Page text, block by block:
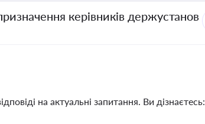
керівників держустанов
на актуальні запитання. Ви дізнаєтесь: